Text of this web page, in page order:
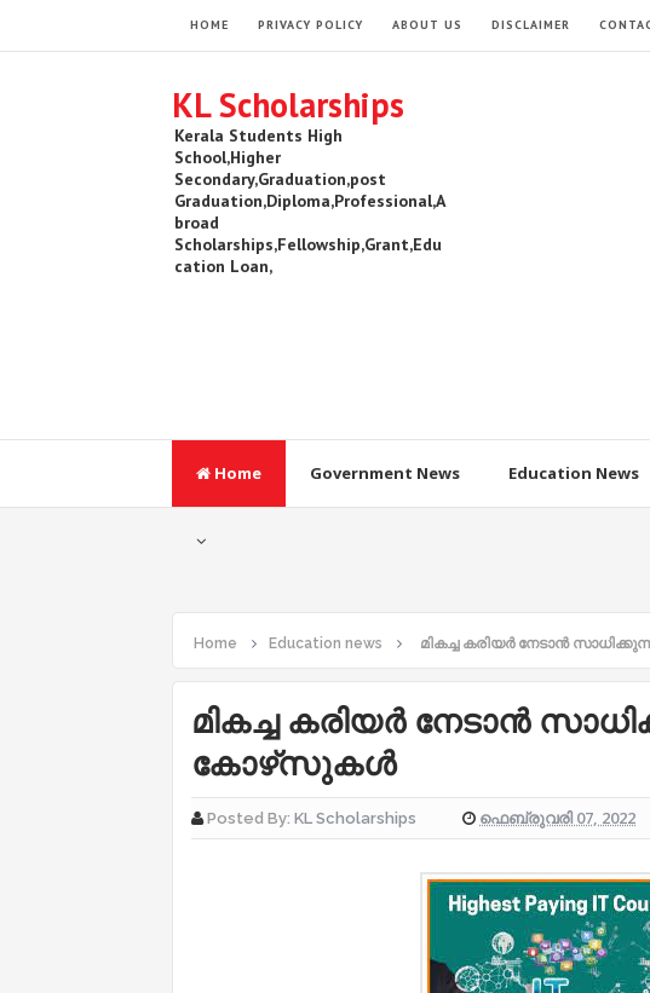
HOME PRIVACY POLICY ABOUT US DISCLAIMER
KL Scholarships
Kerala Students High
School,Higher
Secondary,Graduation,post
Graduation,Diploma,Professional,A
broad
Scholarships,Fellowship,Grant,Edu
cation Loan,
Home Government News Education News
Home Education news മികച്ച കരിയർ നേടാൻ
മികച്ച കരിയർ നേടാൻ
കോഴ്‌സുകൾ
Posted By: KL Scholarships ഫെബ്രുവരി 07, 2022